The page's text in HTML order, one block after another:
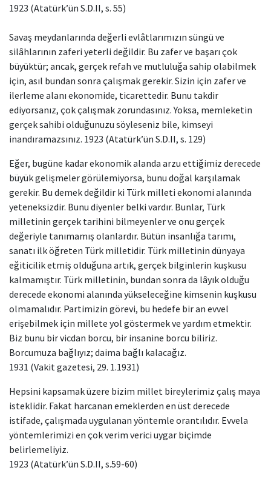
1923 (Atatürk’ün S.D.II, s. 55)
Savaş meydanlarında değerli evlâtlarımızın süngü ve
silâhlarının zaferi yeterli değildir. Bu zafer ve başarı çok
büyüktür; ancak, gerçek refah ve mutluluğa sahip olabilmek
için, asıl bundan sonra çalışmak gerekir. Sizin için zafer ve
ilerleme alanı ekonomide, ticarettedir. Bunu takdir
ediyorsanız, çok çalışmak zorundasınız. Yoksa, memleketin
gerçek sahibi olduğunuzu söyleseniz bile, kimseyi
inandıramazsınız. 1923 (Atatürk’ün S.D.II, s. 129)
Eğer, bugüne kadar ekonomik alanda arzu ettiğimiz derecede
büyük gelişmeler görülemiyorsa, bunu doğal karşılamak
gerekir. Bu demek değildir ki Türk milleti ekonomi alanında
yeteneksizdir. Bunu diyenler belki vardır. Bunlar, Türk
milletinin gerçek tarihini bilmeyenler ve onu gerçek
değeriyle tanımamış olanlardır. Bütün insanlığa tarımı,
sanatı ilk öğreten Türk milletidir. Türk milletinin dünyaya
eğiticilik etmiş olduğuna artık, gerçek bilginlerin kuşkusu
kalmamıştır. Türk milletinin, bundan sonra da lâyık olduğu
derecede ekonomi alanında yükseleceğine kimsenin kuşkusu
olmamalıdır. Partimizin görevi, bu hedefe bir an evvel
erişebilmek için millete yol göstermek ve yardım etmektir.
Biz bunu bir vicdan borcu, bir insanine borcu biliriz.
Borcumuza bağlıyız; daima bağlı kalacağız.
1931 (Vakit gazetesi, 29. 1.1931)
Hepsini kapsamak üzere bizim millet bireylerimiz çalış maya
isteklidir. Fakat harcanan emeklerden en üst derecede
istifade, çalışmada uygulanan yöntemle orantılıdır. Evvela
yöntemlerimizi en çok verim verici uygar biçimde
belirlemeliyiz.
1923 (Atatürk’ün S.D.II, s.59-60)